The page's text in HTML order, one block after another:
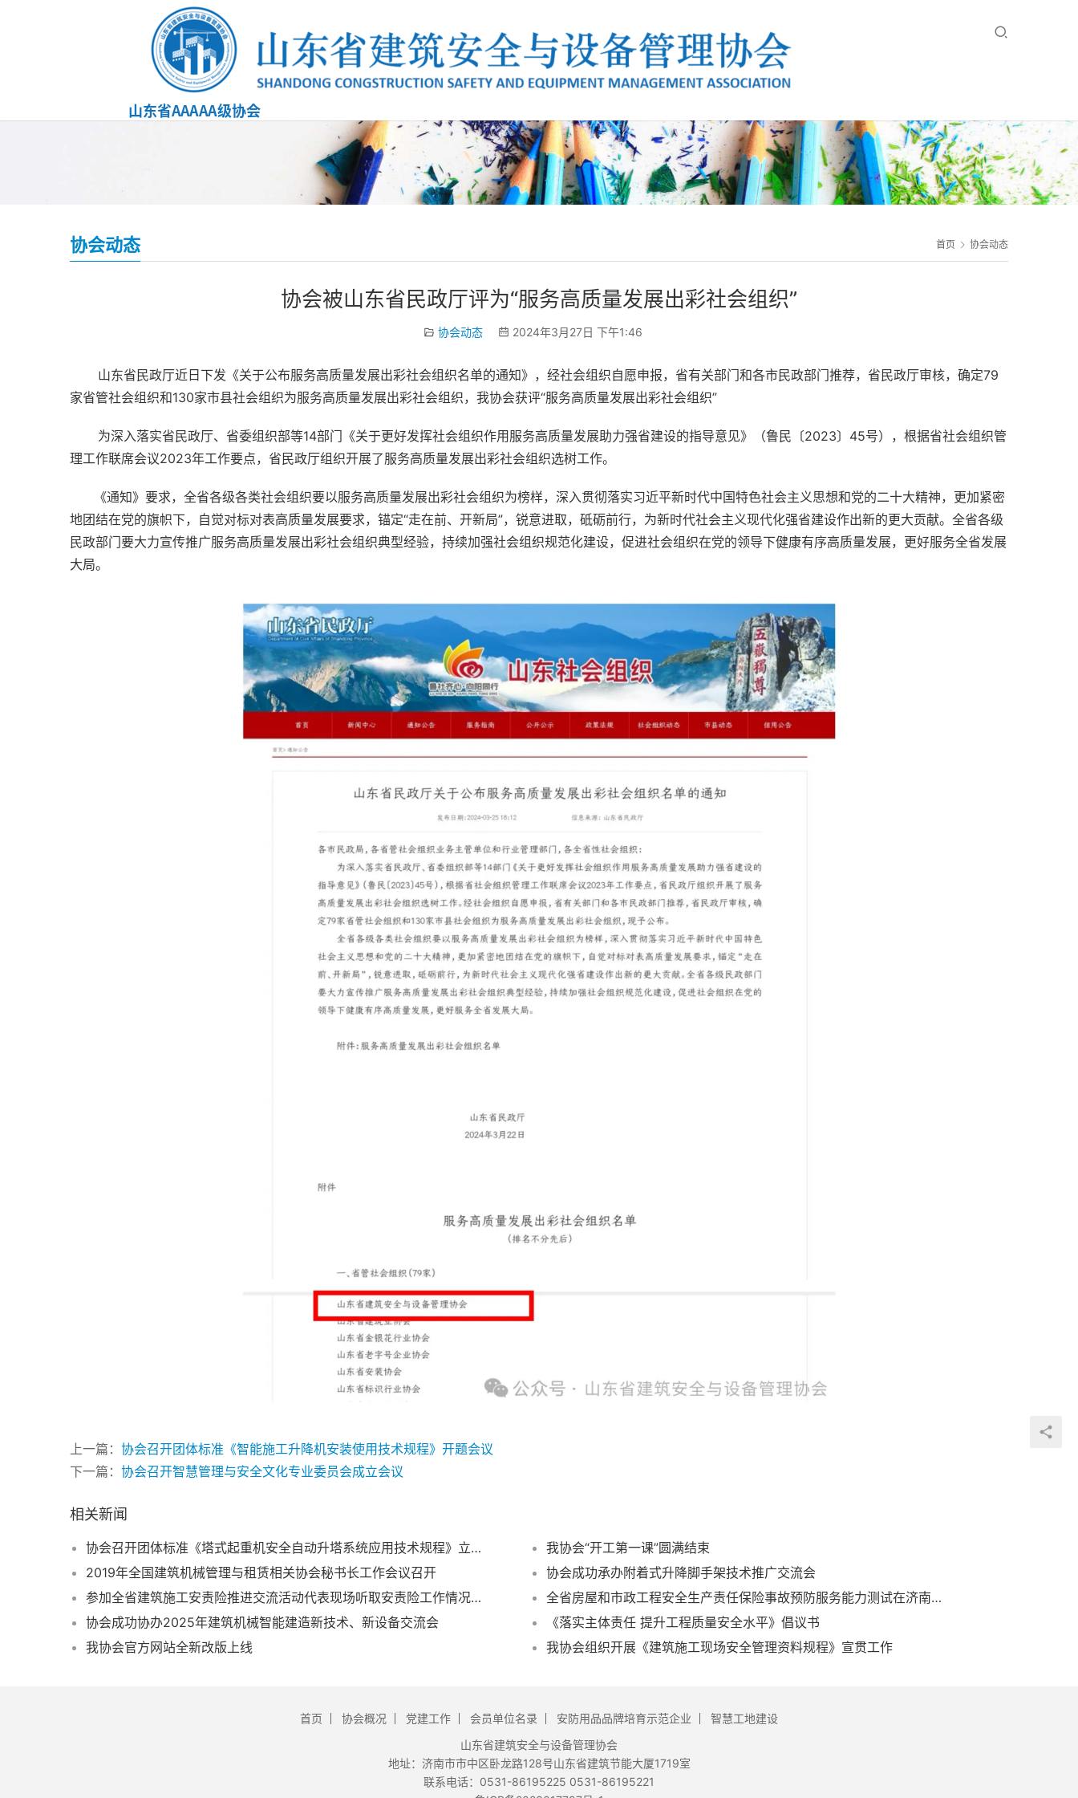
首页 协会动态
协会动态
协会被山东省民政厅评为“服务高质量发展出彩社会组织”
协会动态 2024年3月27日 下午1:46
家省管社会组织和130家市县社会组织为服务高质量发展出彩社会组织，我协会获评“服务高质量发展出彩社会组织”
为深入落实省民政厅、省委组织部等14部门《关于更好发挥社会组织作用服务高质量发展助力强省建设的指导意见》（鲁民〔2023〕45号），根据省社会组织管
理工作联席会议2023年工作要点，省民政厅组织开展了服务高质量发展出彩社会组织选树工作。
《通知》要求，全省各级各类社会组织要以服务高质量发展出彩社会组织为榜样，深入贯彻落实习近平新时代中国特色社会主义思想和党的二十大精神，更加紧密
地团结在党的旗帜下，自觉对标对表高质量发展要求，锚定“走在前、开新局”，锐意进取，砥砺前行，为新时代社会主义现代化强省建设作出新的更大贡献。全省各级
民政部门要大力宣传推广服务高质量发展出彩社会组织典型经验，持续加强社会组织规范化建设，促进社会组织在党的领导下健康有序高质量发展，更好服务全省发展
大局。
上一篇： 协会召开团体标准《智能施工升降机安装使用技术规程》开题会议
下一篇： 协会召开智慧管理与安全文化专业委员会成立会议
相关新闻
协会召开团体标准《塔式起重机安全自动升塔系统应用技术规程》立项专家论证评估会
我协会“开工第一课”圆满结束
2019年全国建筑机械管理与租赁相关协会秘书长工作会议召开
协会成功承办附着式升降脚手架技术推广交流会
参加全省建筑施工安责险推进交流活动代表现场听取安责险工作情况汇报
全省房屋和市政工程安全生产责任保险事故预防服务能力测试在济南成功举办
协会成功协办2025年建筑机械智能建造新技术、新设备交流会
《落实主体责任 提升工程质量安全水平》倡议书
我协会官方网站全新改版上线
我协会组织开展《建筑施工现场安全管理资料规程》宣贯工作
首页 协会概况 党建工作 会员单位名录 安防用品品牌培育示范企业
智慧工地建设
山东省建筑安全与设备管理协会
地址：济南市市中区卧龙路128号山东省建筑节能大厦1719室
联系电话：0531-86195225 0531-86195221